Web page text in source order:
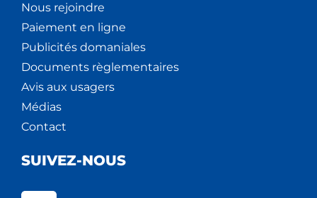
Nous rejoindre
Paiement en ligne
Publicités domaniales
Documents règlementaires
Avis aux usagers
Médias
Contact
SUIVEZ-NOUS